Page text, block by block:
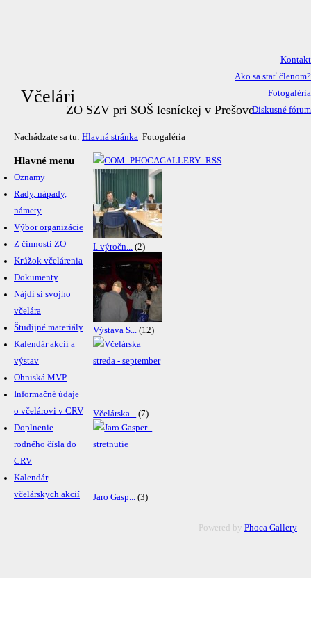
Včelári
ZO SZV pri SOŠ lesníckej v Prešove
Kontakt
Ako sa stať členom?
Fotogaléria
Diskusné fórum
Nachádzate sa tu: Hlavná stránka Fotogaléria
Hlavné menu
Oznamy
Rady, nápady,
námety
Výbor organizácie
Z činnosti ZO
Krúžok včelárenia
Dokumenty
Nájdi si svojho
včelára
Študijné materiály
Kalendár akcií a
výstav
Ohniská MVP
Informačné údaje
o včelárovi v CRV
Doplnenie
rodného čísla do
CRV
Kalendár
včelárskych akcií
I. výročn... (2)
Výstava S... (12)
Včelárska... (7)
Jaro Gasp... (3)
Powered by Phoca Gallery